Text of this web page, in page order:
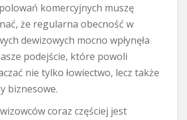
komercyjnych muszę
że regularna obecność w
dewizowych mocno wpłynęła
podejście, które powoli
nie tylko łowiectwo, lecz także
biznesowe.
coraz częściej jest